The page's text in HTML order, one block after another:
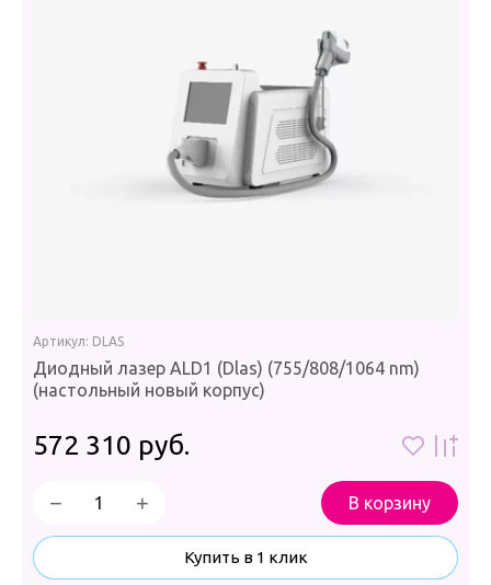
Артикул: DLAS
Диодный лазер ALD1 (Dlas) (755/808/1064 nm)
(настольный новый корпус)
572 310 руб.
− + В корзину
Купить в 1 клик